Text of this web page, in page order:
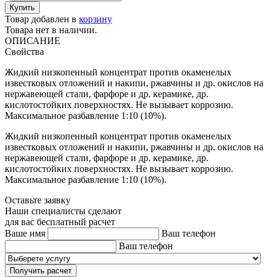
Товар добавлен в корзину
Товара нет в наличии.
ОПИСАНИЕ
Свойства
Жидкий низкопенный концентрат против окаменелых
известковых отложений и накипи, ржавчины и др. окислов на
нержавеющей стали, фарфоре и др. керамике, др.
кислотостойких поверхностях. Не вызывает коррозию.
Максимальное разбавление 1:10 (10%).
Жидкий низкопенный концентрат против окаменелых
известковых отложений и накипи, ржавчины и др. окислов на
нержавеющей стали, фарфоре и др. керамике, др.
кислотостойких поверхностях. Не вызывает коррозию.
Максимальное разбавление 1:10 (10%).
Оставьте заявку
Наши специалисты сделают
для вас бесплатный расчет
Ваше имя
Ваш телефон
Ваш телефон